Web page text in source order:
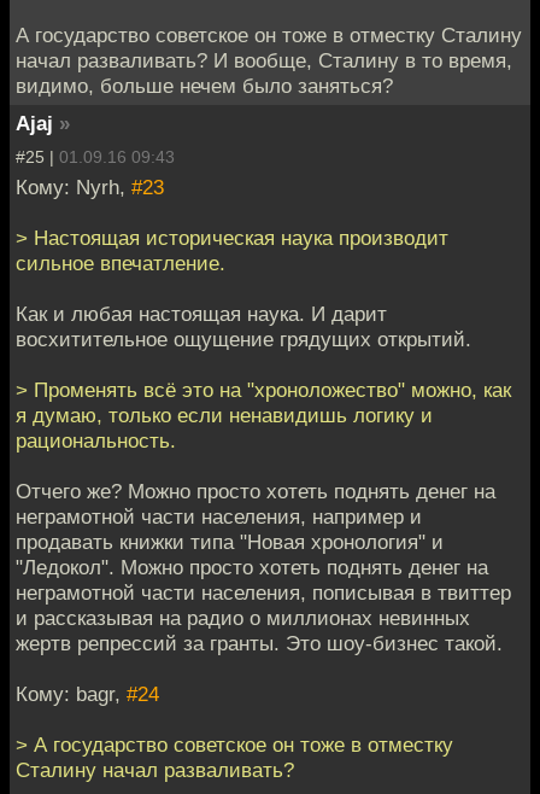
А государство советское он тоже в отместку Сталину
начал разваливать? И вообще, Сталину в то время,
видимо, больше нечем было заняться?
Ajaj »
#25 | 01.09.16 09:43
Кому: Nyrh, #23
> Настоящая историческая наука производит
сильное впечатление.
Как и любая настоящая наука. И дарит
восхитительное ощущение грядущих открытий.
> Променять всё это на "хроноложество" можно, как
я думаю, только если ненавидишь логику и
рациональность.
Отчего же? Можно просто хотеть поднять денег на
неграмотной части населения, например и
продавать книжки типа "Новая хронология" и
"Ледокол". Можно просто хотеть поднять денег на
неграмотной части населения, пописывая в твиттер
и рассказывая на радио о миллионах невинных
жертв репрессий за гранты. Это шоу-бизнес такой.
Кому: bagr, #24
> А государство советское он тоже в отместку
Сталину начал разваливать?